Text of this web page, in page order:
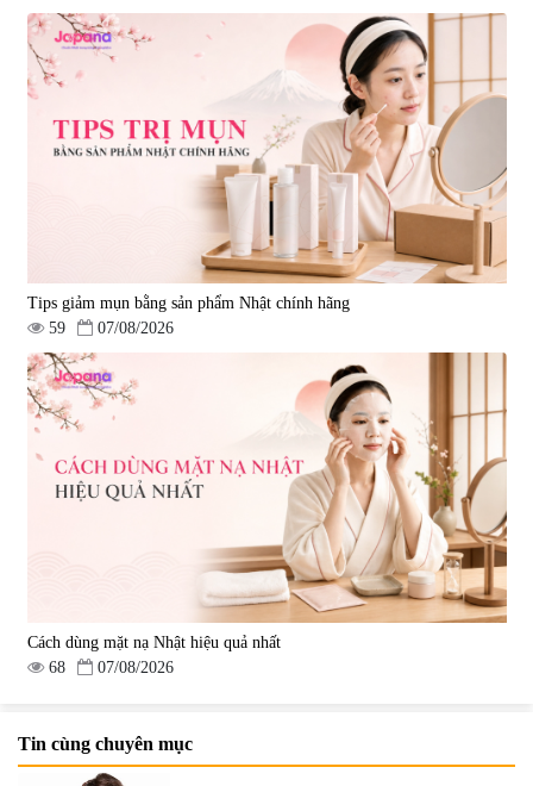
Tips giảm mụn bằng sản phẩm Nhật chính hãng
59
07/08/2026
Cách dùng mặt nạ Nhật hiệu quả nhất
68
07/08/2026
Tin cùng chuyên mục